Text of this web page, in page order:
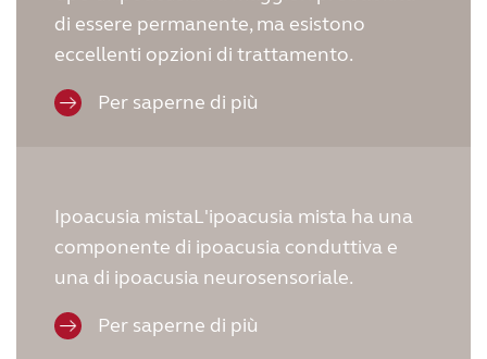
di essere permanente, ma esistono
eccellenti opzioni di trattamento.
Per saperne di più
Ipoacusia mistaL'ipoacusia mista ha una
componente di ipoacusia conduttiva e
una di ipoacusia neurosensoriale.
Per saperne di più